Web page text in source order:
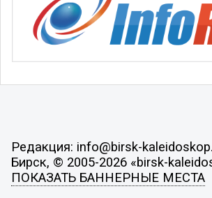
Редакция: info@birsk-
Бирск, © 2005-2026 «birsk-
ПОКАЗАТЬ БАННЕРНЫЕ МЕСТА